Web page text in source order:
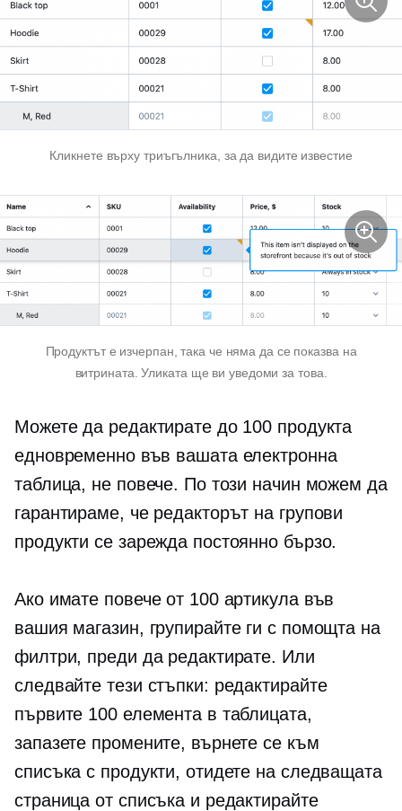
Кликнете върху триъгълника, за да видите известие
Продуктът е изчерпан, така че няма да се показва на
витрината. Уликата ще ви уведоми за това.
Можете да редактирате до 100 продукта
едновременно във вашата електронна
таблица, не повече. По този начин можем да
гарантираме, че редакторът на групови
продукти се зарежда постоянно бързо.
Ако имате повече от 100 артикула във
вашия магазин, групирайте ги с помощта на
филтри, преди да редактирате. Или
следвайте тези стъпки: редактирайте
първите 100 елемента в таблицата,
запазете промените, върнете се към
списъка с продукти, отидете на следващата
страница от списъка и редактирайте